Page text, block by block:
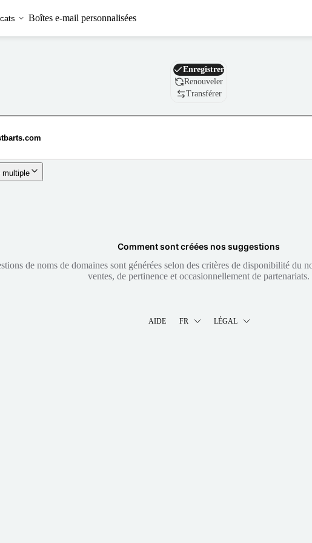
Boîtes e-mail personnalisées
Nom de domaine
Enregistrer
Renouveler
Transférer
multiple
Comment sont créées nos suggestions
de noms de domaines sont générées selon des critères de disponibilité du
ventes, de pertinence et occasionnellement de partenariats.
AIDE FR LÉGAL